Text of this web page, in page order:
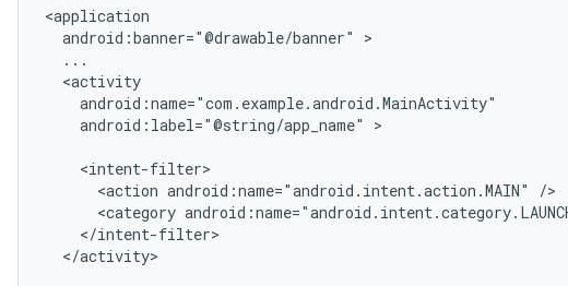
android:banner="@drawable/banner"
android:label="@string/app_name"
>
<action android:name="android.intent.action.MAIN"
<category
</activity>